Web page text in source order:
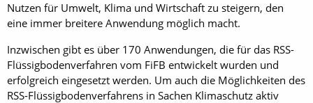
Nutzen für Umwelt, Klima und Wirtschaft zu steigern, den
eine immer breitere Anwendung möglich macht.
Inzwischen gibt es über 170 Anwendungen, die für das RSS-
Flüssigbodenverfahren vom FiFB entwickelt wurden und
erfolgreich eingesetzt werden. Um auch die Möglichkeiten des
RSS-Flüssigbodenverfahrens in Sachen Klimaschutz aktiv